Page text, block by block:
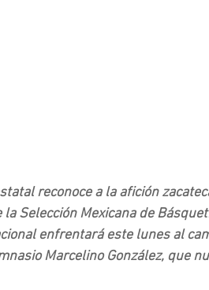
reconoce a la afición
la Selección Mexicana de
enfrentará este lunes al
Marcelino González, que